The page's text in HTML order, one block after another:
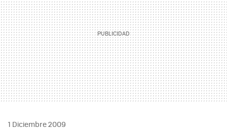
1 Diciembre 2009